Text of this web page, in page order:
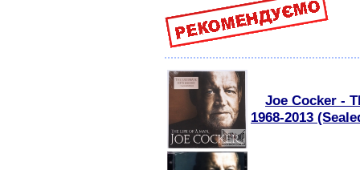
Joe Cocker -
1968-2013